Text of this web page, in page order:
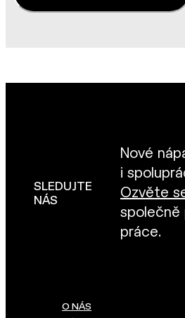
SLEDUJTE
NÁS
Nové
i
Ozvěte
práce.
O NÁS